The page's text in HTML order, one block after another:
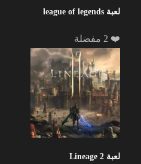
لعبة league of legends
❤️ 2 مفضلة
لعبة Lineage 2